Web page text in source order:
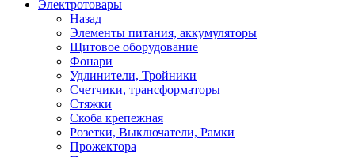
Электротовары
Назад
Элементы питания, аккумуляторы
Щитовое оборудование
Фонари
Удлинители, Тройники
Счетчики, трансформаторы
Стяжки
Скоба крепежная
Розетки, Выключатели, Рамки
Прожектора